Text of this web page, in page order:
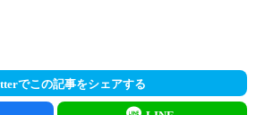
でこの記事をシェアする